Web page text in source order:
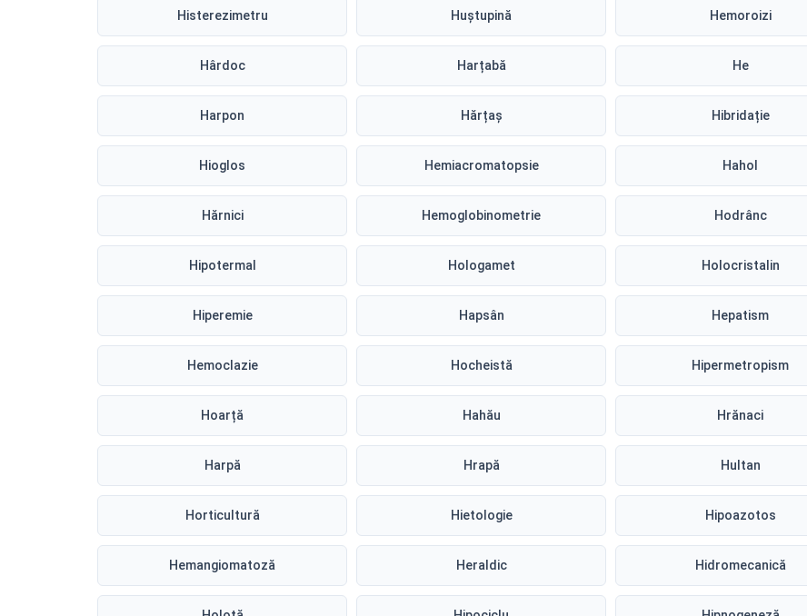
Histerezimetru Huștupină Hemoroizi
Hârdoc Harțabă He
Harpon Hărțaș Hibridație
Hioglos Hemiacromatopsie Hahol
Hărnici Hemoglobinometrie Hodrânc
Hipotermal Hologamet Holocristalin
Hiperemie Hapsân Hepatism
Hemoclazie Hocheistă Hipermetropism
Hoarță Hahău Hrănaci
Harpă Hrapă Hultan
Horticultură Hietologie Hipoazotos
Hemangiomatoză Heraldic Hidromecanică